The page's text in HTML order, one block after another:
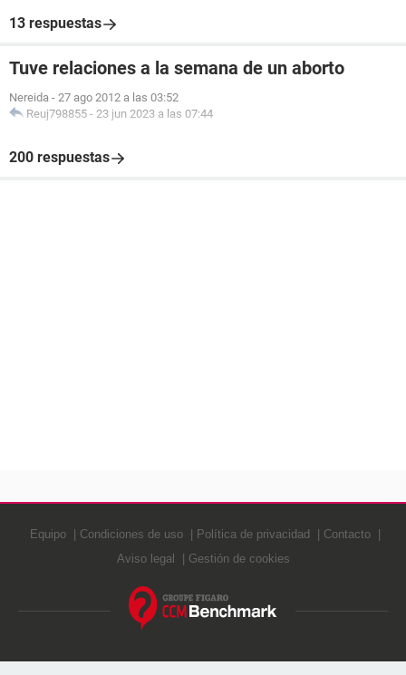
13 respuestas
Tuve relaciones a la semana de un aborto
Nereida - 27 ago 2012 a las 03:52
Reuj798855 - 23 jun 2023 a las 07:44
200 respuestas
Equipo Condiciones de uso Política de privacidad
Contacto
Aviso legal
Gestión de cookies